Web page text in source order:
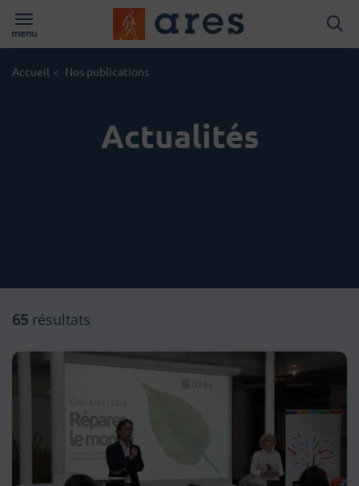
Logo du Groups
menu
Accueil
Page d'accueil du site
< Nos publications
Actualités
65 résultats